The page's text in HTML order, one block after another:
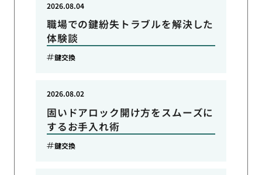
職場での鍵紛失トラブルを解決した
体験談
2026.08.04
鍵交換
固いドアロック開け方をスムーズに
するお手入れ術
2026.08.02
鍵交換